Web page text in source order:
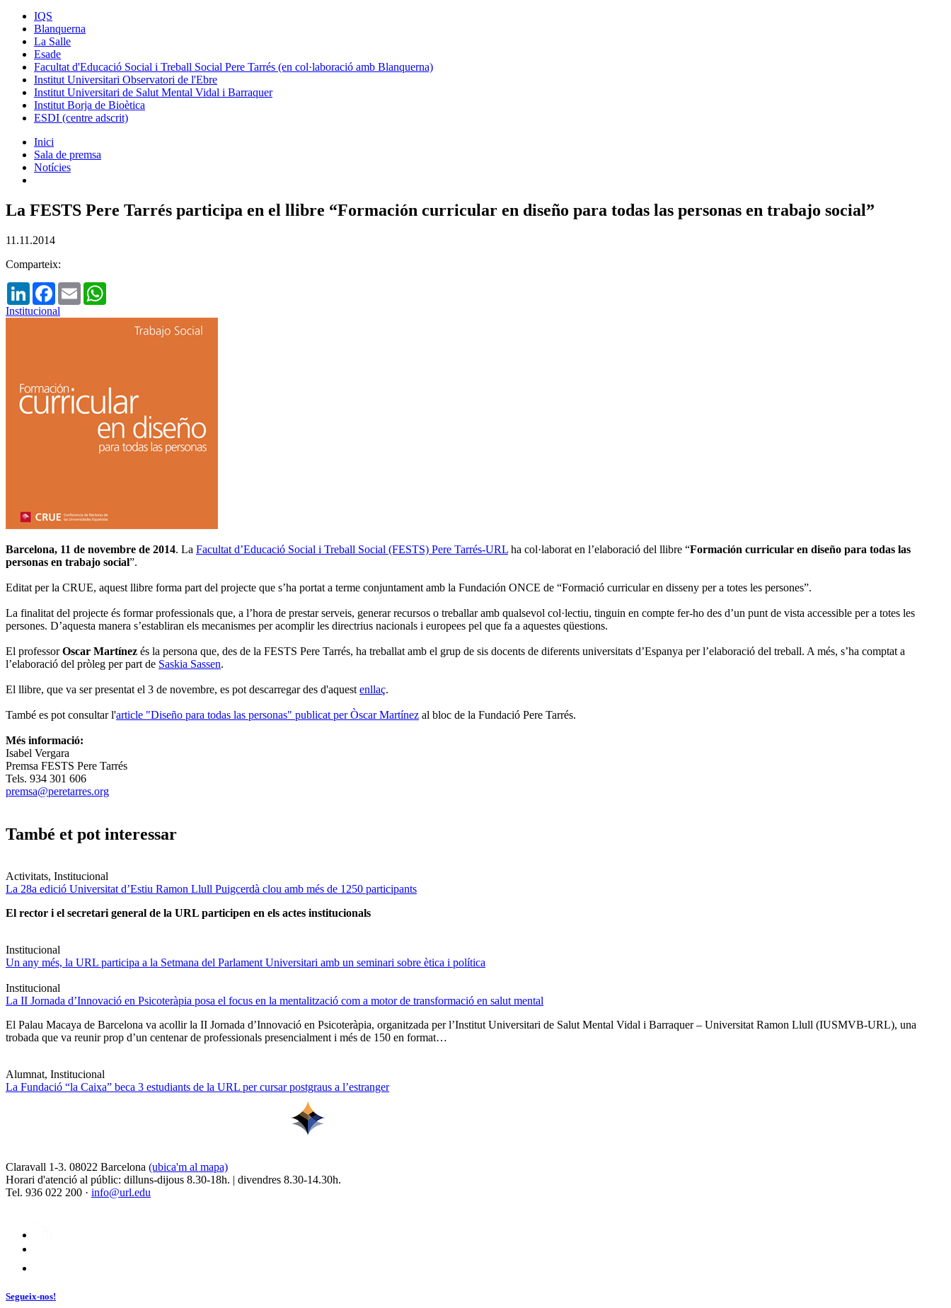
IQS
Blanquerna
La Salle
Esade
Facultat d'Educació Social i Treball Social Pere Tarrés (en col·laboració amb Blanquerna)
Institut Universitari Observatori de l'Ebre
Institut Universitari de Salut Mental Vidal i Barraquer
Institut Borja de Bioètica
ESDI (centre adscrit)
Inici
Sala de premsa
Notícies
La FESTS Pere Tarrés participa en el llibre “Formación curricular en diseño para todas las personas en trabajo social”
11.11.2014
Comparteix:
LinkedInFacebook
Email
Institucional
Barcelona, 11 de novembre de 2014. La Facultat d’Educació Social i Treball Social (FESTS) Pere Tarrés-URL ha col·laborat en l’elaboració del llibre “Formación curricular en diseño para todas las
personas en trabajo social”.
Editat per la CRUE, aquest llibre forma part del projecte que s’ha portat a terme conjuntament amb la Fundación ONCE de “Formació curricular en disseny per a totes les persones”.
La finalitat del projecte és formar professionals que, a l’hora de prestar serveis, generar recursos o treballar amb qualsevol col·lectiu, tinguin en compte fer-ho des d’un punt de vista accessible per a totes les
persones. D’aquesta manera s’establiran els mecanismes per acomplir les directrius nacionals i europees pel que fa a aquestes qüestions.
El professorOscar Martínez és la persona que, des de la FESTS Pere Tarrés, ha treballat amb el grup de sis docents de diferents universitats d’Espanya per l’elaboració del treball. A més, s’ha comptat a
l’elaboració del pròleg per part de Saskia Sassen.
El llibre, que va ser presentat el 3 de novembre, es pot descarregar des d'aquest enllaç.
També es pot consultar l'article "Diseño para todas las personas" publicat per Òscar Martínez al bloc de la Fundació Pere Tarrés.
Més informació:
Isabel Vergara
Premsa FESTS Pere Tarrés
Tels. 934 301 606
premsa@peretarres.org
També et pot interessar
Activitats, Institucional
La 28a edició Universitat d’Estiu Ramon Llull Puigcerdà clou amb més de 1250 participants
El rector i el secretari general de la URL participen en els actes institucionals
Institucional
Un any més, la URL participa a la Setmana del Parlament Universitari amb un seminari sobre ètica i política
Institucional
La II Jornada d’Innovació en Psicoteràpia posa el focus en la mentalització com a motor de transformació en salut mental
El Palau Macaya de Barcelona va acollir la II Jornada d’Innovació en Psicoteràpia, organitzada per l’Institut Universitari de Salut Mental Vidal i Barraquer – Universitat Ramon Llull (IUSMVB-URL), una
trobada que va reunir prop d’un centenar de professionals presencialment i més de 150 en format…
Alumnat, Institucional
La Fundació “la Caixa” beca 3 estudiants de la URL per cursar postgraus a l’estranger
Claravall 1-3. 08022 Barcelona (ubica'm al mapa)
Horari d'atenció al públic: dilluns-dijous 8.30-18h. | divendres 8.30-14.30h.
Tel. 936 022 200 · info@url.edu
Segueix-nos!